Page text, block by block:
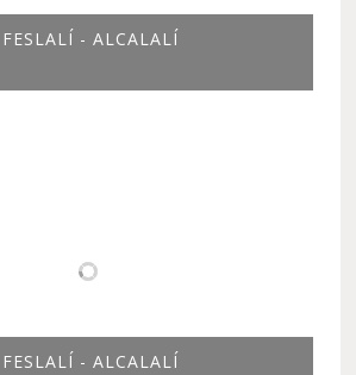
- ALCALALÍ
- ALCALALÍ